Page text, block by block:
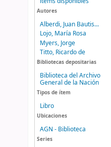
Autores
Alberdi, Juan Bautis...
Lojo, María Rosa
Myers, Jorge
Titto, Ricardo de
Bibliotecas depositarias
Biblioteca del Archivo
General de la Nación
Tipos de ítem
Libro
Ubicaciones
AGN - Biblioteca
Series